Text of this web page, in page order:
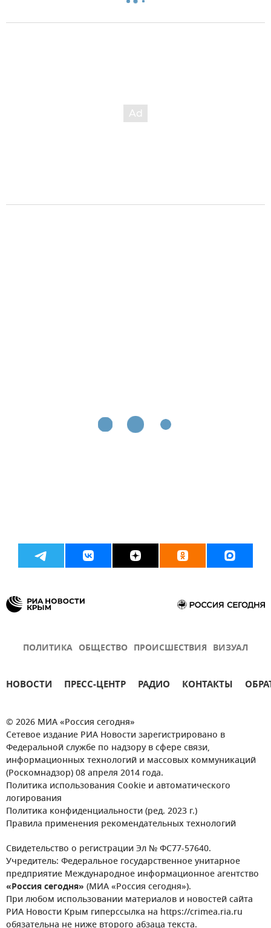
ПОЛИТИКА ОБЩЕСТВО ПРОИСШЕСТВИЯ ВИЗУАЛ
НОВОСТИ ПРЕСС-ЦЕНТР РАДИО КОНТАКТЫ
© 2026 МИА «Россия сегодня»
Сетевое издание РИА Новости зарегистрировано в
Федеральной службе по надзору в сфере связи,
информационных технологий и массовых коммуникаций
(Роскомнадзор) 08 апреля 2014 года.
Политика использования Cookie и автоматического
логирования
Политика конфиденциальности (ред. 2023 г.)
Правила применения рекомендательных технологий
Свидетельство о регистрации Эл № ФС77-57640.
Учредитель: Федеральное государственное унитарное
предприятие Международное информационное агентство
«Россия сегодня» (МИА «Россия сегодня»).
При любом использовании материалов и новостей сайта
РИА Новости Крым гиперссылка на https://crimea.ria.ru